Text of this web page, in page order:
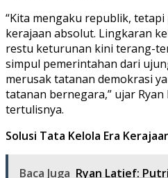
“Kita mengaku republik,
kerajaan absolut. Lingkaran
restu keturunan kini terang-
simpul pemerintahan dari
merusak tatanan demokrasi
tatanan bernegara,” ujar
tertulisnya.
Solusi Tata Kelola Era
Baca Juga Ryan Latief: